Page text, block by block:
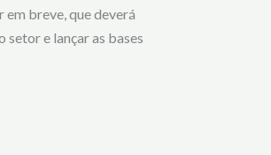
breve, que deverá
setor e lançar as bases